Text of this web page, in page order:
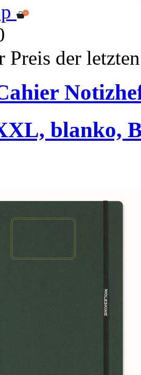
Preis der
blanko,